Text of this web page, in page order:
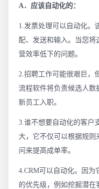
A．应该自动化的：
1.发票处理可以自动化
配、发送和输入。当您
营效率低下的问题。
2.招聘工作可能很艰巨，
流程软件将负责候选人数
新员工入职。
3.谁不想要自动化的客户
大，它不仅可以根据规则
问来提高成单率。
4.CRM可以自动化。因
的优先级，例如挖掘潜